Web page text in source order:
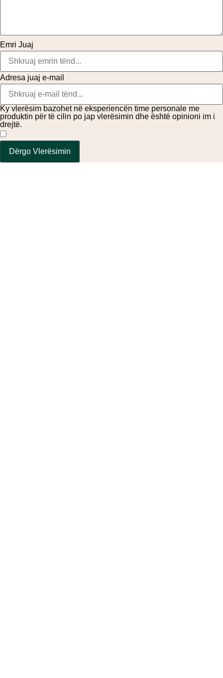
Emri Juaj
Adresa juaj e-mail
Ky vlerësim bazohet në eksperiencën time personale me
produktin për të cilin po jap vlerësimin dhe është opinioni im i
drejtë.
Dërgo Vlerësimin